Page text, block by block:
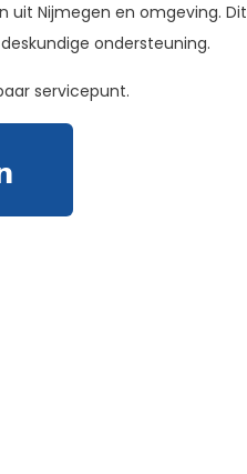
uit Nijmegen en omgeving. Dit
ondersteuning.
servicepunt.